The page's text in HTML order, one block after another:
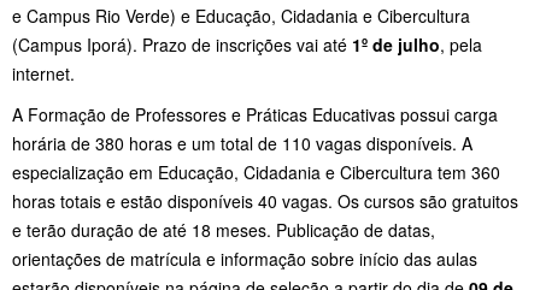
e Campus Rio Verde) e Educação, Cidadania e Cibercultura
(Campus Iporá). Prazo de inscrições vai até 1º de julho, pela
internet.
A Formação de Professores e Práticas Educativas possui carga
horária de 380 horas e um total de 110 vagas disponíveis. A
especialização em Educação, Cidadania e Cibercultura tem 360
horas totais e estão disponíveis 40 vagas. Os cursos são gratuitos
e terão duração de até 18 meses. Publicação de datas,
orientações de matrícula e informação sobre início das aulas